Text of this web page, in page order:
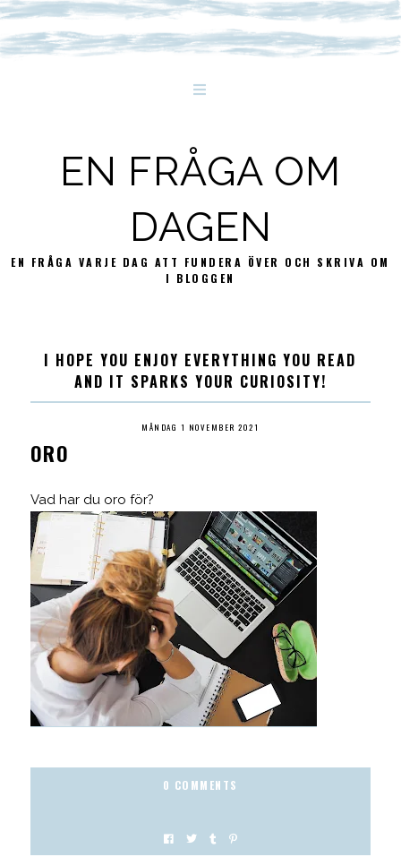
EN FRÅGA OM
DAGEN
EN FRÅGA VARJE DAG ATT FUNDERA ÖVER OCH SKRIVA OM
I BLOGGEN
I HOPE YOU ENJOY EVERYTHING YOU READ
AND IT SPARKS YOUR CURIOSITY!
MÅNDAG 1 NOVEMBER 2021
ORO
Vad har du oro för?
0 COMMENTS